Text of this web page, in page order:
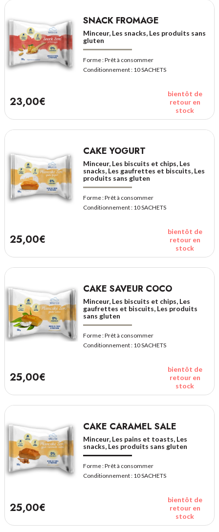
SNACK FROMAGE
Minceur, Les snacks, Les produits sans
gluten
Forme :Prêt à consommer
Conditionnement : 10 SACHETS
23,00€
bientôt de
retour en
stock
CAKE YOGURT
Minceur, Les biscuits et chips, Les
snacks, Les gaufrettes et biscuits, Les
produits sans gluten
Forme :Prêt à consommer
Conditionnement : 10 SACHETS
25,00€
bientôt de
retour en
stock
CAKE SAVEUR COCO
Minceur, Les biscuits et chips, Les
gaufrettes et biscuits, Les produits
sans gluten
Forme :Prêt à consommer
Conditionnement : 10 SACHETS
25,00€
bientôt de
retour en
stock
CAKE CARAMEL SALE
Minceur, Les pains et toasts, Les
snacks, Les produits sans gluten
Forme :Prêt à consommer
Conditionnement : 10 SACHETS
25,00€
bientôt de
retour en
stock